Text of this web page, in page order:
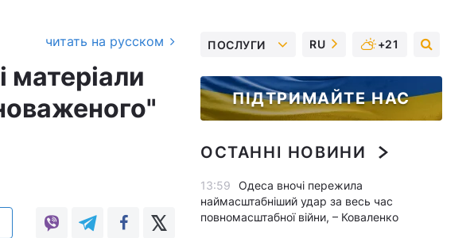
читать на русском
матеріали
ПОСЛУГИ RU +21
ПІДТРИМАЙТЕ НАС
ОСТАННІ НОВИНИ
13:59
Одеса вночі пережила
наймасштабніший удар за весь час
повномасштабної війни, – Коваленко